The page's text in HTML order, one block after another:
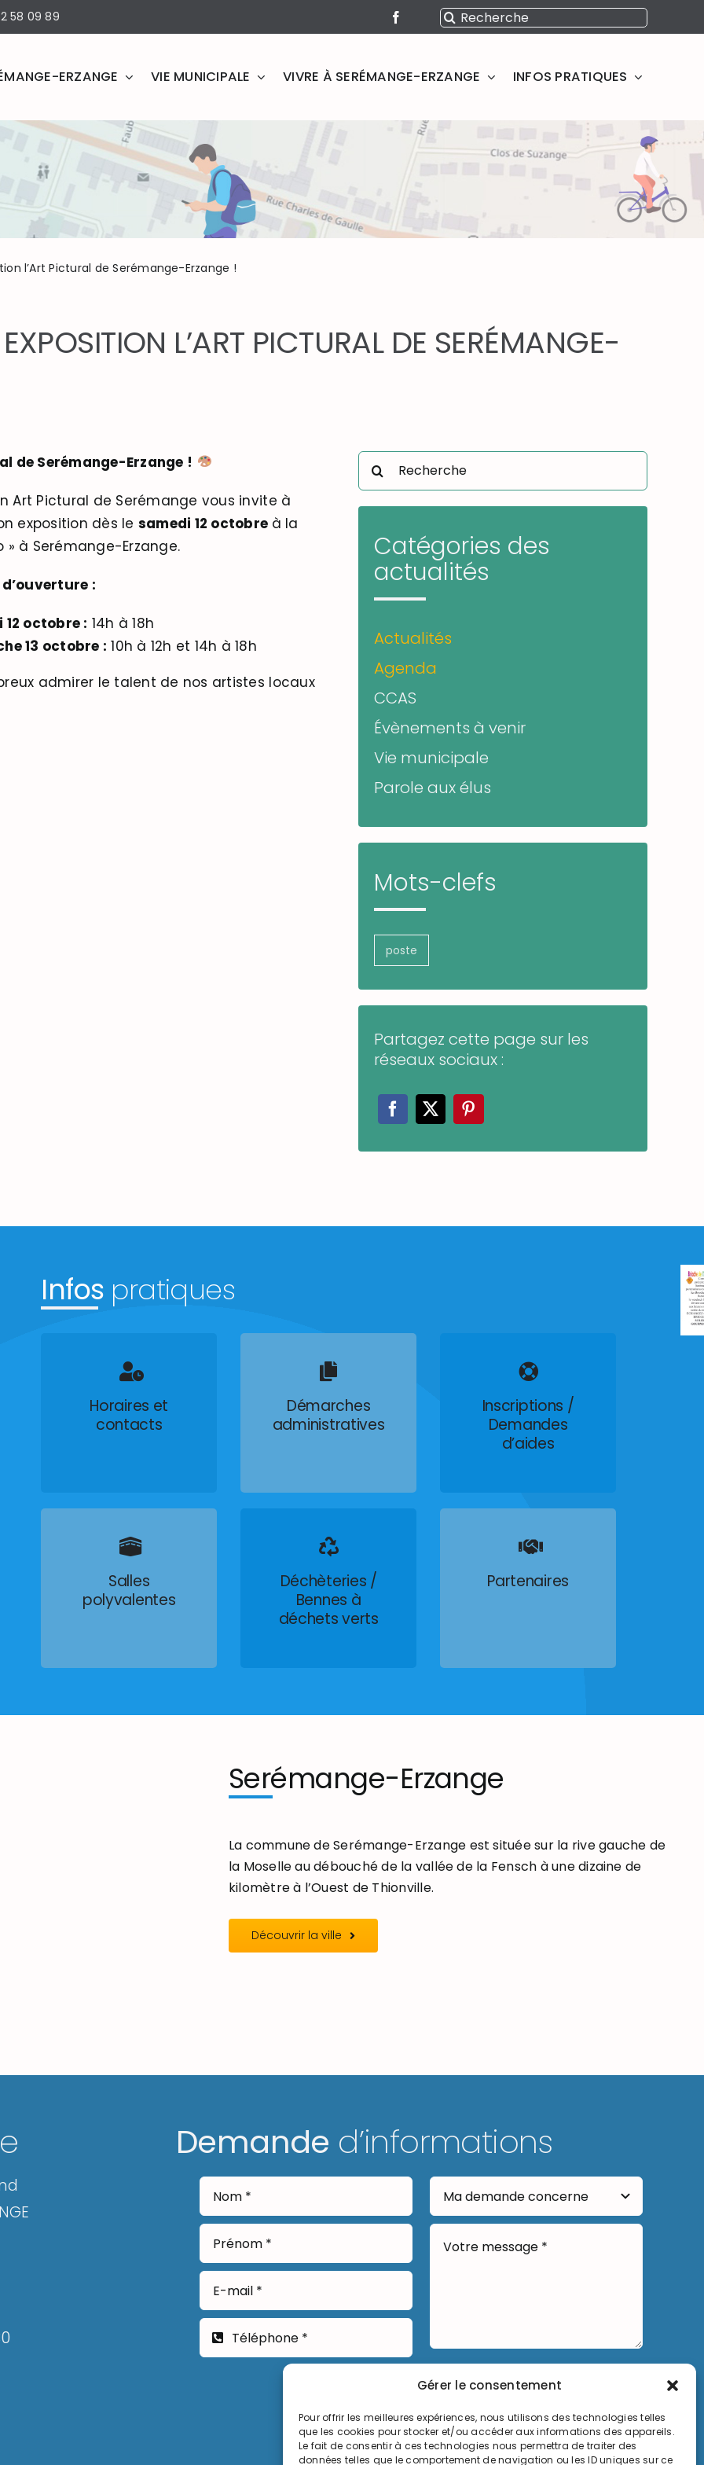
Gérer le consentement
Pour offrir les meilleures expériences, nous utilisons des technologies telles
que les cookies pour stocker et/ou accéder aux informations des appareils.
Le fait de consentir à ces technologies nous permettra de traiter des
données telles que le comportement de navigation ou les ID uniques sur ce
58 09 89 Rechercher:
ERZANGE VIE MUNICIPALE VIVRE À SERÉMANGE-ERZANGE INFOS PRATIQUES
l’Art Pictural de Serémange-Erzange !
L’ART PICTURAL DE SERÉMANGE-
de Serémange-Erzange !
Art Pictural de Serémange vous invite à
exposition dès le samedi 12 octobre à la
» à Serémange-Erzange.
:
12 octobre : 14h à 18h
13 octobre : 10h à 12h et 14h à 18h
admirer le talent de nos artistes locaux
Rechercher:
Catégories des
actualités
Actualités
Agenda
CCAS
Évènements à venir
Vie municipale
Parole aux élus
Mots-clefs
poste
Partagez cette page sur les
réseaux sociaux :
Infos pratiques
Horaires et
contacts
Démarches
administratives
Inscriptions /
Demandes
d’aides
Salles
polyvalentes
Déchèteries /
Bennes à
déchets verts
Partenaires
Serémange-Erzange
La commune de Serémange-Erzange est située sur la rive gauche de
la Moselle au débouché de la vallée de la Fensch à une dizaine de
kilomètre à l’Ouest de Thionville.
Découvrir la ville
Demande d’informations
Envoyer